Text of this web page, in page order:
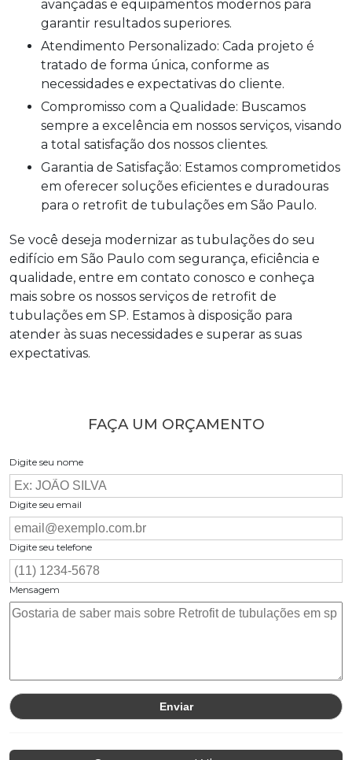
avançadas e equipamentos modernos para
garantir resultados superiores.
Atendimento Personalizado: Cada projeto é
tratado de forma única, conforme as
necessidades e expectativas do cliente.
Compromisso com a Qualidade: Buscamos
sempre a excelência em nossos serviços, visando
a total satisfação dos nossos clientes.
Garantia de Satisfação: Estamos comprometidos
em oferecer soluções eficientes e duradouras
para o retrofit de tubulações em São Paulo.
Se você deseja modernizar as tubulações do seu
edifício em São Paulo com segurança, eficiência e
qualidade, entre em contato conosco e conheça
mais sobre os nossos serviços de retrofit de
tubulações em SP. Estamos à disposição para
atender às suas necessidades e superar as suas
expectativas.
FAÇA UM ORÇAMENTO
Digite seu nome
Digite seu email
Digite seu telefone
Mensagem